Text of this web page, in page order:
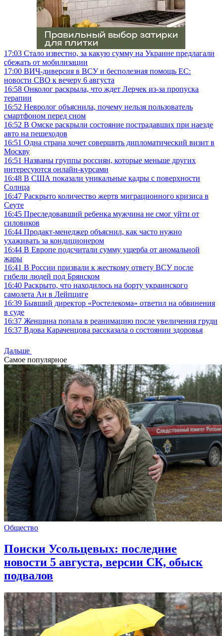
17:03 Стало известно, за какую сумму на Украине предлагали
сбежать от мобилизации
17:00 ВИЧ-диверсия в ВСУ и бесполезная помощь ЕС:
новости СВО к вечеру 6 августа
16:58 Онколог раскрыла, что ждет Лерчек из-за пропуска
терапии
16:52 Невролог объяснила, почему нельзя пользователь
смартфоном перед сном
16:52 В Омске раскрыли состояние пострадавших при наезде
авто на пешеходов
16:51 Одна страна хочет совершить дипломатический визит в
Москву
16:51 Названы группы россиян, которые меньше других
интересуются онлайн-курсами
16:48 В США показали уникальные кадры с поверхности
Солнца
16:47 Раскрыто количество жертв миграционного кризиса в
Сеуте
16:45 Преследовавший ребенка мужчина не смог уйти от
силовиков
16:44 Продакт-менеджер объяснил, как часто нужно
ухаживать за кондиционером
16:44 В Европе подсчитали сумму ущерба от аномальной
жары
16:41 В России призвали к жесткому ответу ВСУ после
гибели людей под Брянском
16:40 Раскрыто, что находилось на борту украинского
самолета Ан в Лейпциге
16:39 Бывший директор «Ростелекома» ответил на обвинения
в суде
16:37 Женщина попала в реанимацию после увеличения груди
16:37 Вдова Караченцова рассказала о состоянии здоровья
Дальше
Самое популярное
Общество
Поиски Усольцевых: последние
новости 5 августа, версии СК, обыск
подвалов